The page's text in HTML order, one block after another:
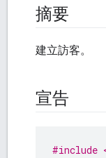
摘要
建立訪客。
宣告
#include